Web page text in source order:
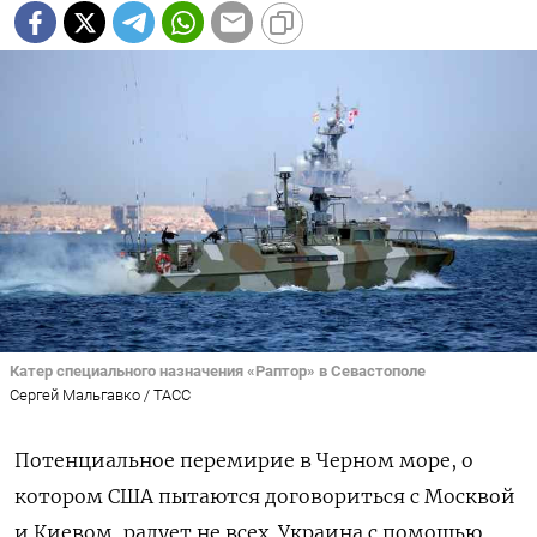
Катер специального назначения «Раптор» в Севастополе
Сергей Мальгавко / ТАСС
Потенциальное перемирие в Черном море, о
котором США пытаются договориться с Москвой